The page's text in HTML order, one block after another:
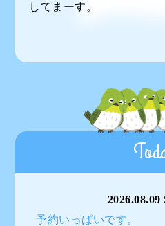
してまーす。
2026.08.09
予約いっぱいです。